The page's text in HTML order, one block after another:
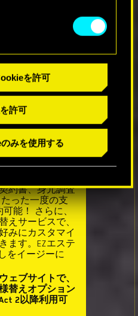
を許可
許可
みを使用する
して変わらない
もううんざり？
登るのがしんど
バーサイコの
ない？ そんな
のネットラン
コーポ・プラザ
ートまで、様々
約書、身元調査
った一度の支
能！ さらに、
えサービスで、
みにカスタマイ
ます。EZエステ
をイージーに
ェブサイトで、
替えオプション
2以降利用可